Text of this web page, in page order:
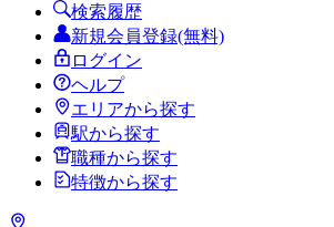
検索履歴
新規会員登録(無料)
ログイン
ヘルプ
エリアから探す
駅から探す
職種から探す
特徴から探す